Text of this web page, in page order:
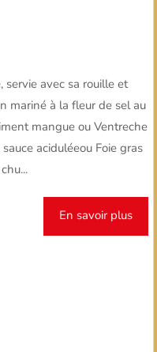
servie avec sa rouille et
mariné à la fleur de sel au
mangue ou Ventreche
aciduléeou Foie gras
En savoir plus